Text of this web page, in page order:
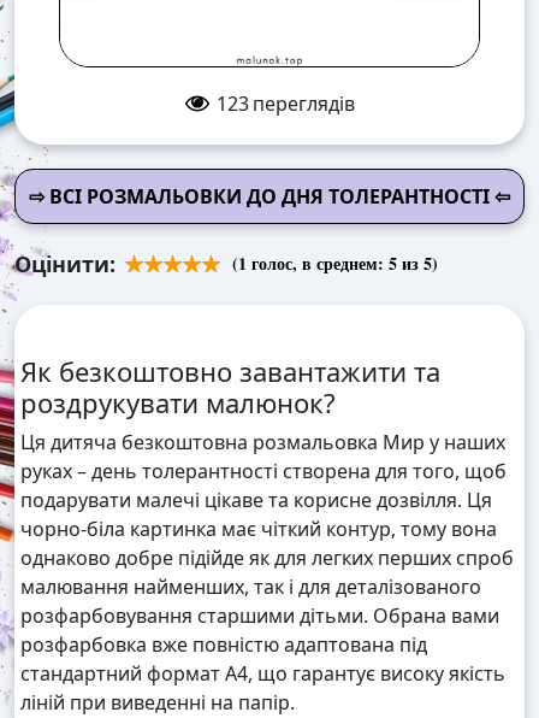
123 переглядів
⇨ ВСІ РОЗМАЛЬОВКИ ДО ДНЯ ТОЛЕРАНТНОСТІ ⇦
Оцінити: (1 голос, в среднем: 5из 5)
Як безкоштовно завантажити та
роздрукувати малюнок?
Ця дитяча безкоштовна розмальовка Мир у наших
руках – день толерантності створена для того, щоб
подарувати малечі цікаве та корисне дозвілля. Ця
чорно-біла картинка має чіткий контур, тому вона
однаково добре підійде як для легких перших спроб
малювання найменших, так і для деталізованого
розфарбовування старшими дітьми. Обрана вами
розфарбовка вже повністю адаптована під
стандартний формат А4, що гарантує високу якість
ліній при виведенні на папір.